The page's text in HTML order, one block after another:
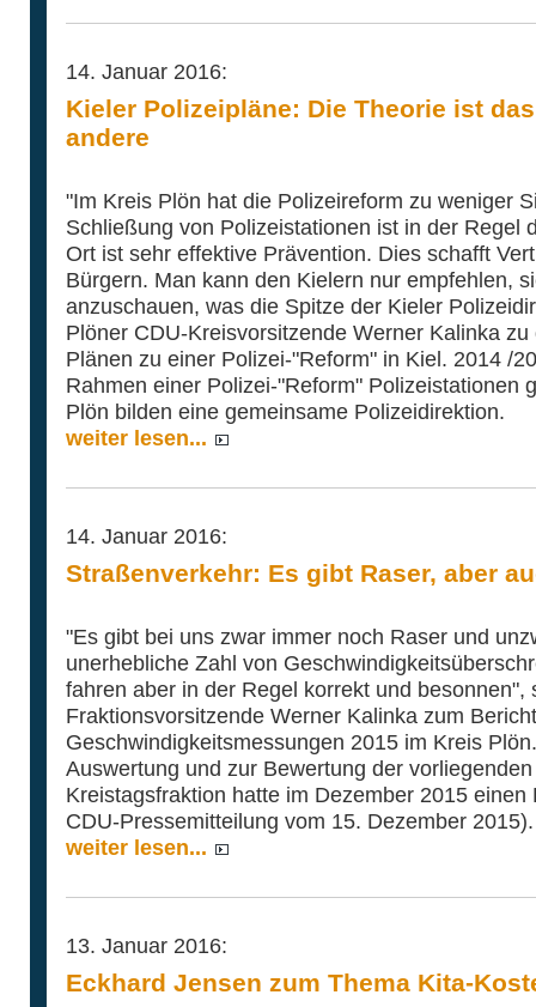
14. Januar 2016:
Kieler Polizeipläne: Die Theorie ist
andere
"Im Kreis Plön hat die Polizeireform zu weniger
Schließung von Polizeistationen ist in der Regel
Ort ist sehr effektive Prävention. Dies schafft
Bürgern. Man kann den Kielern nur empfehlen,
anzuschauen, was die Spitze der Kieler
Plöner CDU-Kreisvorsitzende Werner Kalinka
Plänen zu einer Polizei-"Reform" in Kiel. 2014 /
Rahmen einer Polizei-"Reform" Polizeistationen
Plön bilden eine gemeinsame Polizeidirektion.
weiter lesen...
14. Januar 2016:
Straßenverkehr: Es gibt Raser, aber
"Es gibt bei uns zwar immer noch Raser und
unerhebliche Zahl von
fahren aber in der Regel korrekt und besonnen",
Fraktionsvorsitzende Werner Kalinka zum
Geschwindigkeitsmessungen 2015 im Kreis
Auswertung und zur Bewertung der
Kreistagsfraktion hatte im Dezember 2015
CDU-Pressemitteilung vom 15. Dezember 2015).
weiter lesen...
13. Januar 2016:
Eckhard Jensen zum Thema Kita-